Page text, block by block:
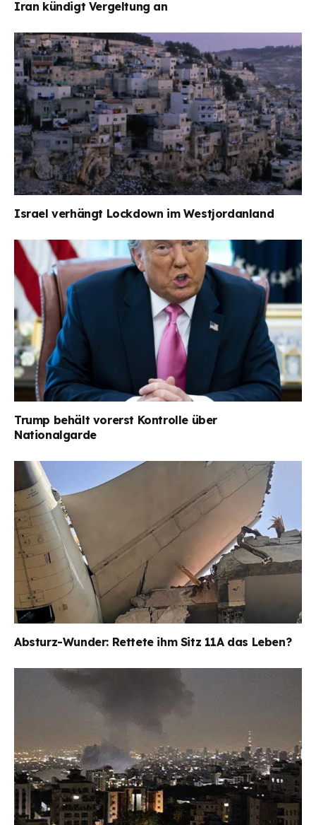
Iran kündigt Vergeltung an
Israel verhängt Lockdown im Westjordanland
Trump behält vorerst Kontrolle über
Nationalgarde
Absturz-Wunder: Rettete ihm Sitz 11A das Leben?